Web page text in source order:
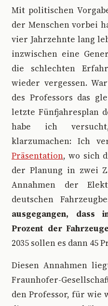
Mit politischen
der Menschen vorbei
vier Jahrzehnte lang
inzwischen eine
die schlechten
wieder vergessen.
des Professors das
letzte Fünfjahresplan
habe ich
klarzumachen: Ich
Präsentation, wo sich
der Planung in zwei
Annahmen der
deutschen
ausgegangen, dass
Prozent der
2035 sollen es dann 45
Diesen Annahmen
Fraunhofer-
den Professor, für wie